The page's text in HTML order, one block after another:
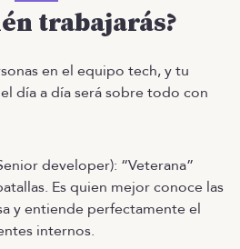
trabajarás?
en el equipo tech, y tu
día a día será sobre todo con
developer): “Veterana”
Es quien mejor conoce las
y entiende perfectamente el
internos.